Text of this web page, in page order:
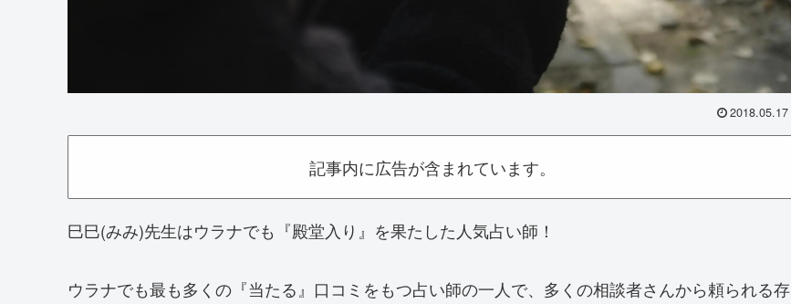
2018.05.17
記事内に広告が含まれています。
巳巳(みみ)先生はウラナでも『殿堂入り』を果たした人気占い師！
ウラナでも最も多くの『当たる』口コミをもつ占い師の一人で、多くの相談者さんから頼られる存